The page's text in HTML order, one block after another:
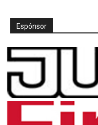
Espónsor